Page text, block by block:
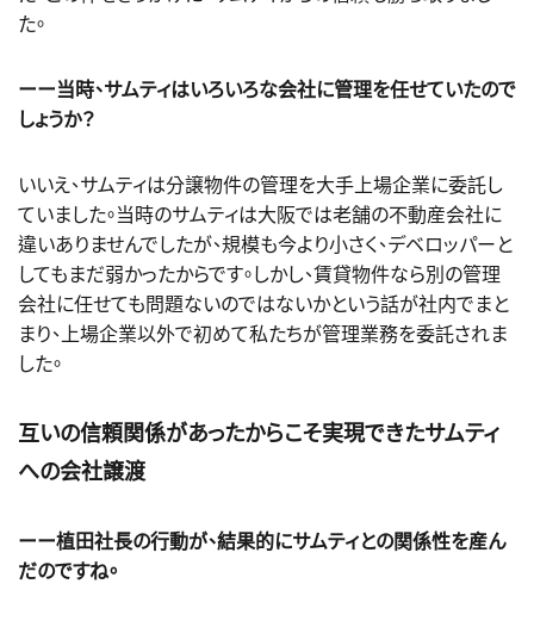
た。
ーー当時、サムティはいろいろな会社に管理を任せていたので
しょうか？
いいえ、サムティは分譲物件の管理を大手上場企業に委託し
ていました。当時のサムティは大阪では老舗の不動産会社に
違いありませんでしたが、規模も今より小さく、デベロッパーと
してもまだ弱かったからです。しかし、賃貸物件なら別の管理
会社に任せても問題ないのではないかという話が社内でまと
まり、上場企業以外で初めて私たちが管理業務を委託されま
した。
互いの信頼関係があったからこそ実現できたサムティ
への会社譲渡
ーー植田社長の行動が、結果的にサムティとの関係性を産ん
だのですね。